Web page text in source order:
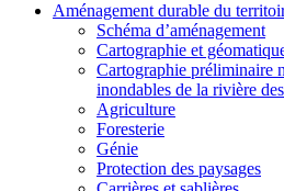
Aménagement durable du
Schéma d’aménagement
Cartographie et
Cartographie préliminaire
inondables de la rivière
Agriculture
Foresterie
Génie
Protection des paysages